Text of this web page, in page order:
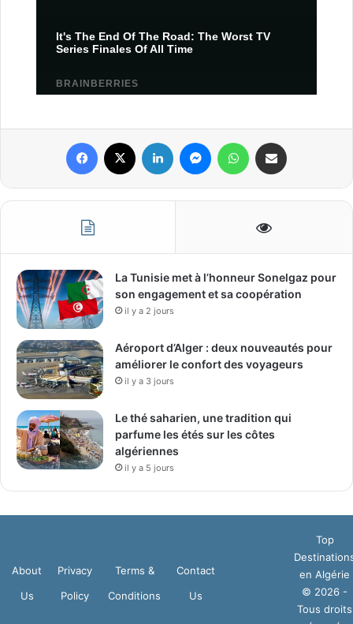
La Tunisie met à l’honneur Sonelgaz pour
son engagement et sa coopération
il y a 2 jours
Aéroport d’Alger : deux nouveautés pour
améliorer le confort des voyageurs
il y a 3 jours
Le thé saharien, une tradition qui
parfume les étés sur les côtes
algériennes
il y a 5 jours
About
Us
Privacy
Policy
Terms &
Conditions
Contact
Us
Top
en Algérie
© 2026 -
Tous droits